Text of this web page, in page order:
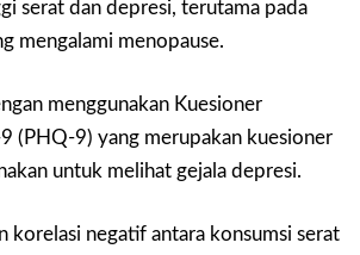
serat dan depresi, terutama pada
mengalami menopause.
menggunakan Kuesioner
9 (PHQ-9) yang merupakan kuesioner
untuk melihat gejala depresi.
korelasi negatif antara konsumsi serat